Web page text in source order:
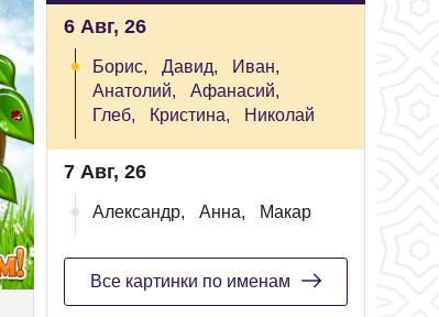
6 Авг, 26
Борис, Давид,
Иван,
Анатолий,
Афанасий,
Глеб,
Кристина, Николай
7 Авг, 26
Александр, Анна, Макар
Все картинки по именам